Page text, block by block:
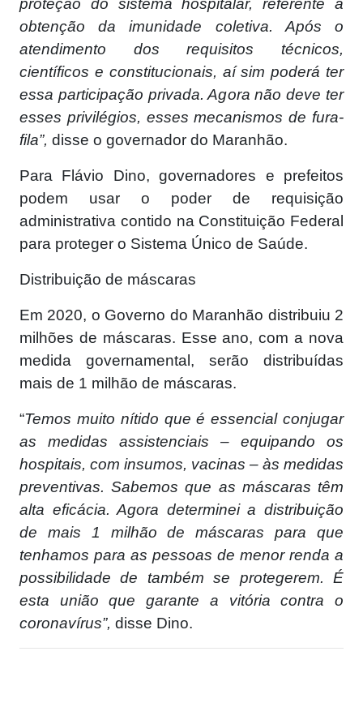
proteção do sistema hospitalar, referente à
obtenção da imunidade coletiva. Após o
atendimento dos requisitos técnicos,
científicos e constitucionais, aí sim poderá ter
essa participação privada. Agora não deve ter
esses privilégios, esses mecanismos de fura-
fila”, disse o governador do Maranhão.
Para Flávio Dino, governadores e prefeitos
podem usar o poder de requisição
administrativa contido na Constituição Federal
para proteger o Sistema Único de Saúde.
Distribuição de máscaras
Em 2020, o Governo do Maranhão distribuiu 2
milhões de máscaras. Esse ano, com a nova
medida governamental, serão distribuídas
mais de 1 milhão de máscaras.
“Temos muito nítido que é essencial conjugar
as medidas assistenciais – equipando os
hospitais, com insumos, vacinas – às medidas
preventivas. Sabemos que as máscaras têm
alta eficácia. Agora determinei a distribuição
de mais 1 milhão de máscaras para que
tenhamos para as pessoas de menor renda a
possibilidade de também se protegerem. É
esta união que garante a vitória contra o
coronavírus”, disse Dino.